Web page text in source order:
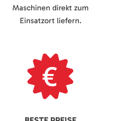
Maschinen direkt zum
Einsatzort liefern.